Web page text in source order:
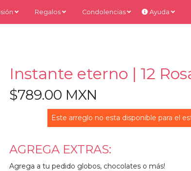
Regalos Condolencias Ayuda
Instante eterno | 12
$789.00 MXN
Este arreglo no esta disponible para el
AGREGA EXTRAS:
Agrega a tu pedido globos, chocolates o más!